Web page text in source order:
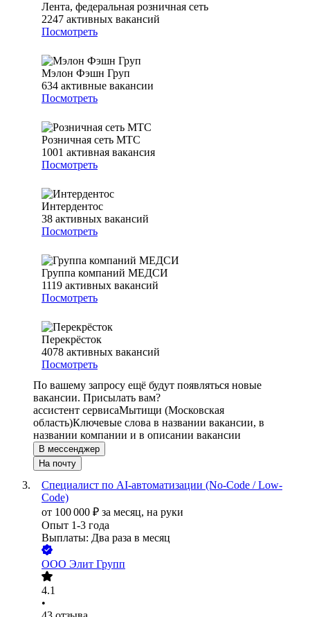
Лента, федеральная розничная сеть
2247 активных вакансий
Посмотреть
Мэлон Фэшн Груп
634 активные вакансии
Посмотреть
Розничная сеть МТС
1001 активная вакансия
Посмотреть
Интердентос
38 активных вакансий
Посмотреть
Группа компаний МЕДСИ
1119 активных вакансий
Посмотреть
Перекрёсток
4078 активных вакансий
Посмотреть
По вашему запросу ещё будут появляться новые
вакансии. Присылать вам?
ассистент сервисаМытищи (Московская
область)Ключевые слова в названии вакансии, в
названии компании и в описании вакансии
В мессенджер
На почту
Специалист по AI-автоматизации (No-Code / Low-
Code)
от 100 000 ₽ за месяц, на руки
Опыт 1-3 года
Выплаты: Два раза в месяц
ООО Элит Групп
4.1
•